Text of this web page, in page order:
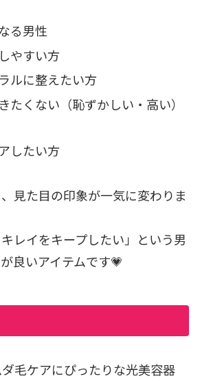
る男性
やすい方
ルに整えたい方
たくない（恥ずかしい・高い）
したい方
見た目の印象が一気に変わりま
キレイをキープしたい」という男
良いアイテムです💗
毛ケアにぴったりな光美容器